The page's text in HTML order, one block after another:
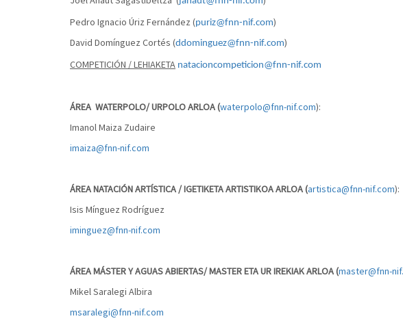
Pedro Ignacio Úriz Fernández (puriz@fnn-nif.com)
David Domínguez Cortés (ddominguez@fnn-nif.com)
COMPETICIÓN / LEHIAKETA natacioncompeticion@fnn-nif.com
ÁREA WATERPOLO/ URPOLO ARLOA (waterpolo@fnn-nif.com):
Imanol Maiza Zudaire
imaiza@fnn-nif.com
ÁREA NATACIÓN ARTÍSTICA/ IGETIKETAARTISTIKOA ARLOA (artistica@fnn-nif.com):
Isis Mínguez Rodríguez
iminguez@fnn-nif.com
ÁREA MÁSTER Y AGUAS ABIERTAS/ MASTER ETA UR IREKIAK ARLOA (master@fnn-
Mikel Saralegi Albira
msaralegi@fnn-nif.com